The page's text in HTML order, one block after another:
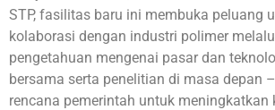
STP, fasilitas baru ini membuka peluang
kolaborasi dengan industri polimer
pengetahuan mengenai pasar dan
bersama serta penelitian di masa depan
rencana pemerintah untuk meningkatkan